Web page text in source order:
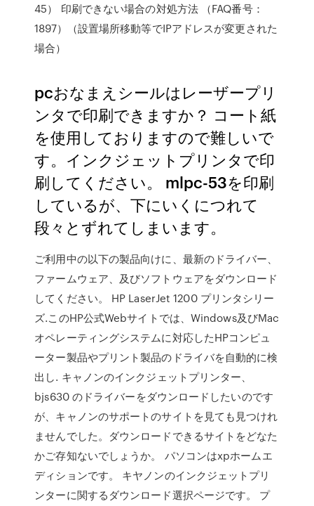
45） 印刷できない場合の対処方法 （FAQ番号：
1897）（設置場所移動等でIPアドレスが変更された
場合）
pcおなまえシールはレーザープリ
ンタで印刷できますか？ コート紙
を使用しておりますので難しいで
す。インクジェットプリンタで印
刷してください。 mlpc-53を印刷
しているが、下にいくにつれて
段々とずれてしまいます。
ご利用中の以下の製品向けに、最新のドライバー、
ファームウェア、及びソフトウェアをダウンロード
してください。 HP LaserJet 1200 プリンタシリー
ズ.このHP公式Webサイトでは、Windows及びMac
オペレーティングシステムに対応したHPコンピュ
ーター製品やプリント製品のドライバを自動的に検
出し. キャノンのインクジェットプリンター、
bjs630 のドライバーをダウンロードしたいのです
が、キャノンのサポートのサイトを見ても見つけれ
ませんでした。ダウンロードできるサイトをどなた
かご存知ないでしょうか。 パソコンはxpホームエ
ディションです。 キヤノンのインクジェットプリ
ンターに関するダウンロード選択ページです。 プ